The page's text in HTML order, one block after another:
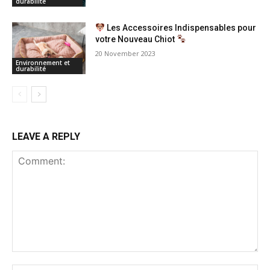
Environnement et
durabilité
Les Accessoires Indispensables pour
votre Nouveau Chiot
20 November 2023
LEAVE A REPLY